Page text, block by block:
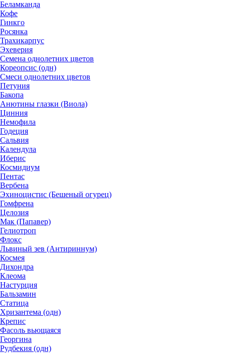
Беламканда
Кофе
Гинкго
Росянка
Трахикарпус
Эхеверия
Семена однолетних цветов
Кореопсис (одн)
Смеси однолетних цветов
Петуния
Бакопа
Анютины глазки (Виола)
Цинния
Немофила
Годеция
Сальвия
Календула
Иберис
Космидиум
Пентас
Вербена
Эхиноцистис (Бешеный огурец)
Гомфрена
Целозия
Мак (Папавер)
Гелиотроп
Флокс
Львиный зев (Антириннум)
Космея
Дихондра
Клеома
Настурция
Бальзамин
Статица
Хризантема (одн)
Крепис
Фасоль вьющаяся
Георгина
Рудбекия (одн)